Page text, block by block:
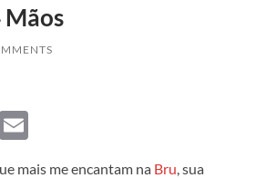
Mãos
WhatsApp
mais me encantam na Bru , sua